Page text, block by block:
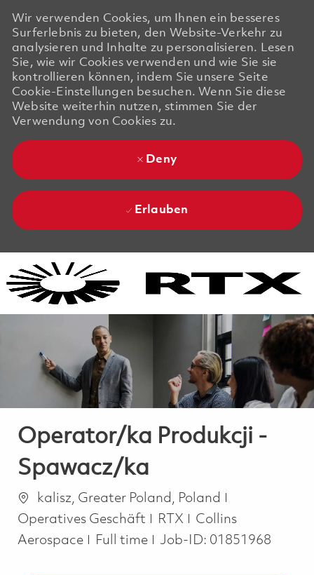
Wir verwenden Cookies, um Ihnen ein besseres
Surferlebnis zu bieten, den Website-Verkehr zu
analysieren und Inhalte zu personalisieren. Lesen
Sie, wie wir Cookies verwenden und wie Sie sie
kontrollieren können, indem Sie unsere Seite
Cookie-Einstellungen besuchen. Wenn Sie diese
Website weiterhin nutzen, stimmen Sie der
Verwendung von Cookies zu.
Deny
Erlauben
Operator/ka Produkcji -
Spawacz/ka
Ort kalisz, Greater Poland, Poland
Operatives Geschäft
RTX
Collins
Aerospace
Job Type
Full time Job-ID: 01851968